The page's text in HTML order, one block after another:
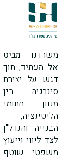
משרדנו מביט
אל העתיד, תוך
דגש על יצירת
סינרגיה בין
מגוון תחומי
הליטיגציה,
הבנייה והנדל"ן
לצד ליווי וייעוץ
משפטי שוטף